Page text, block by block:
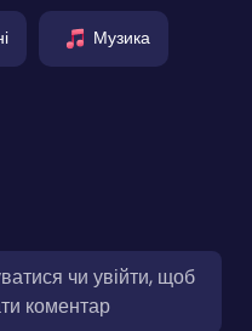
Музика
чи увійти, щоб
коментар